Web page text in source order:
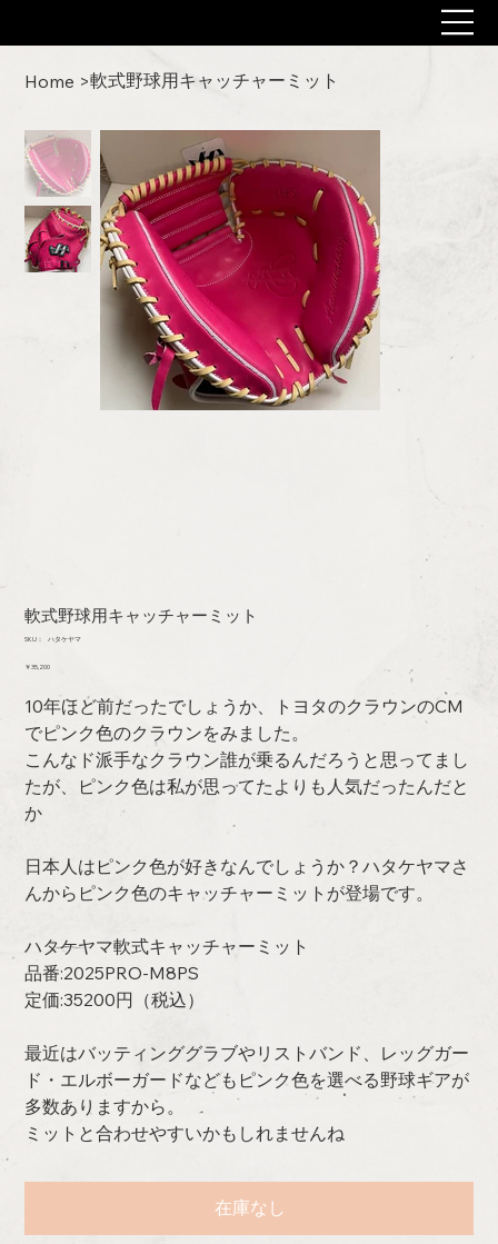
Home >軟式野球用キャッチャーミット
軟式野球用キャッチャーミット
SKU：
SKU：
タ
ヤ
マ
ハタケヤマ
価
￥35,200
10年ほど前だったでしょうか、トヨタのクラウンのCM
でピンク色のクラウンをみました。
こんなド派手なクラウン誰が乗るんだろうと思ってまし
たが、ピンク色は私が思ってたよりも人気だったんだと
か
日本人はピンク色が好きなんでしょうか？ハタケヤマさ
んからピンク色のキャッチャーミットが登場です。
ハタケヤマ軟式キャッチャーミット
品番:2025PRO-M8PS
定価:35200円（税込）
最近はバッティンググラブやリストバンド、レッグガー
ド・エルボーガードなどもピンク色を選べる野球ギアが
多数ありますから。
ミットと合わせやすいかもしれませんね
在庫なし